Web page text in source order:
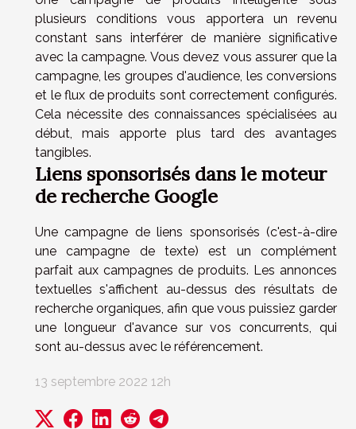
plusieurs conditions vous apportera un revenu
constant sans interférer de manière significative
avec la campagne. Vous devez vous assurer que la
campagne, les groupes d'audience, les conversions
et le flux de produits sont correctement configurés.
Cela nécessite des connaissances spécialisées au
début, mais apporte plus tard des avantages
tangibles.
Liens sponsorisés dans le moteur
de recherche Google
Une campagne de liens sponsorisés (c'est-à-dire
une campagne de texte) est un complément
parfait aux campagnes de produits. Les annonces
textuelles s'affichent au-dessus des résultats de
recherche organiques, afin que vous puissiez garder
une longueur d'avance sur vos concurrents, qui
sont au-dessus avec le référencement.
13 septembre 2022 12h